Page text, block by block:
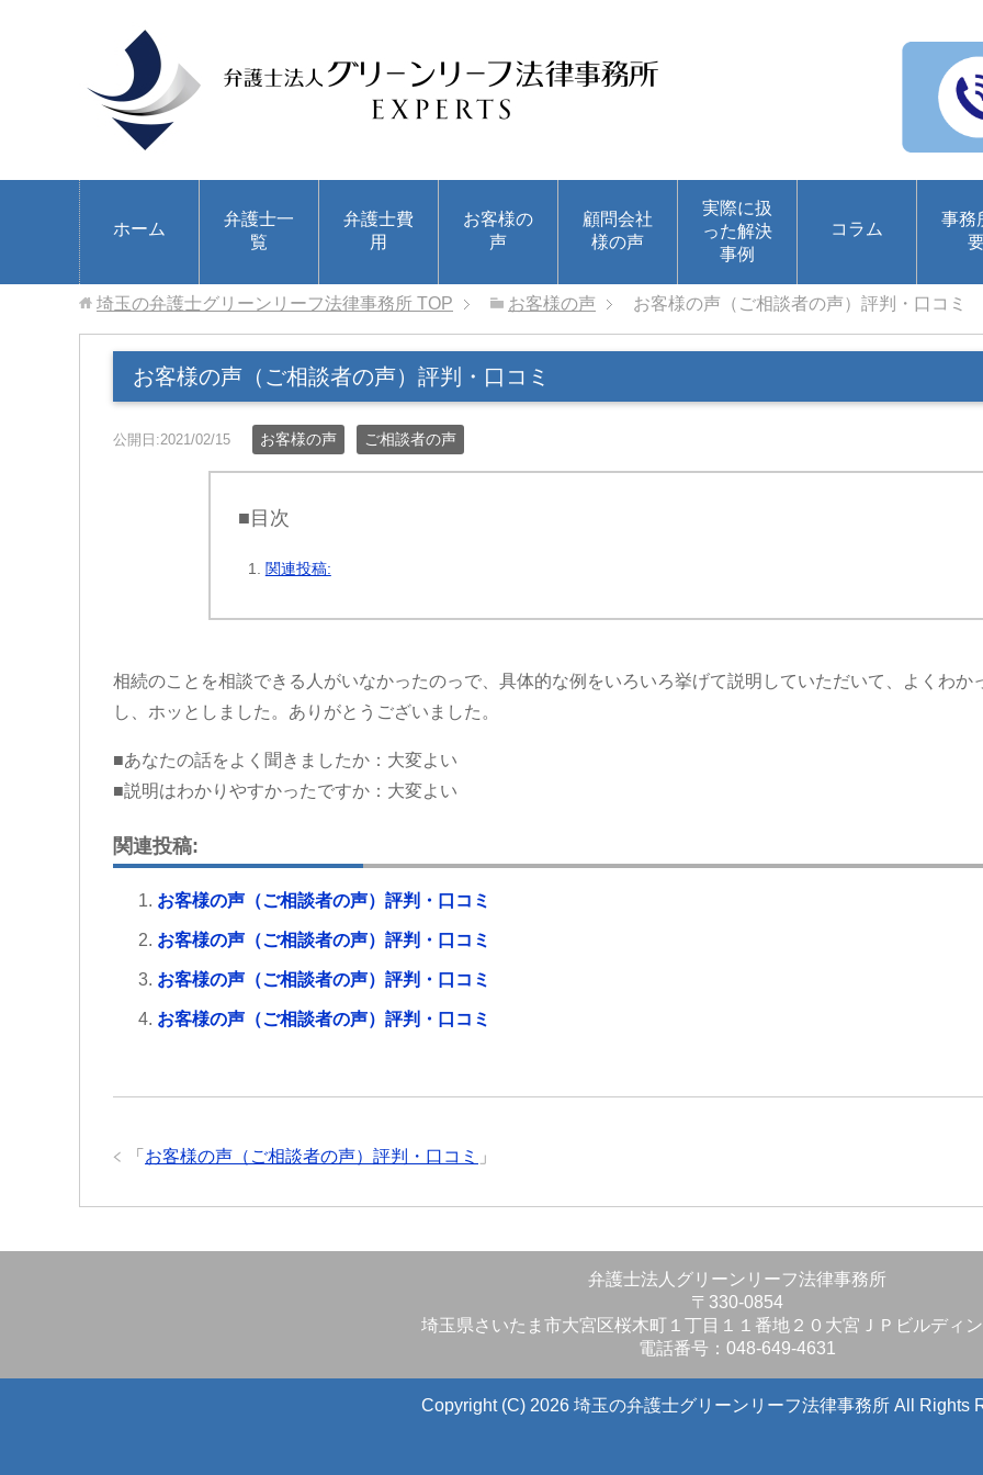
ホーム
弁護士一
覧
弁護士費
用
お客様の
声
顧問会社
様の声
実際に扱
った解決
事例
コラム
事務
埼玉の弁護士グリーンリーフ法律事務所 TOP お客様の声 お客様の声（ご相談者の声）評判・口コミ
お客様の声（ご相談者の声）評判・口コミ
公開日:2021/02/15 お客様の声 ご相談者の声
■目次
関連投稿:
相続のことを相談できる人がいなかったのっで、具体的な例をいろいろ挙げて説明していただいて、よくわか
し、ホッとしました。ありがとうございました。
■あなたの話をよく聞きましたか：大変よい
■説明はわかりやすかったですか：大変よい
関連投稿:
お客様の声（ご相談者の声）評判・口コミ
お客様の声（ご相談者の声）評判・口コミ
お客様の声（ご相談者の声）評判・口コミ
お客様の声（ご相談者の声）評判・口コミ
「 お客様の声（ご相談者の声）評判・口コミ 」
弁護士法人グリーンリーフ法律事務所
〒330-0854
埼玉県さいたま市大宮区桜木町１丁目１１番地２０大宮ＪＰビルディ
電話番号：048-649-4631
Copyright (C) 2026 埼玉の弁護士グリーンリーフ法律事務所 All Rights